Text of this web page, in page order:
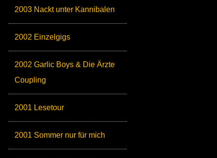
2003 Nackt unter Kannibalen
2002 Einzelgigs
2002 Garlic Boys & Die Ärzte
Coupling
2001 Lesetour
2001 Sommer nur für mich